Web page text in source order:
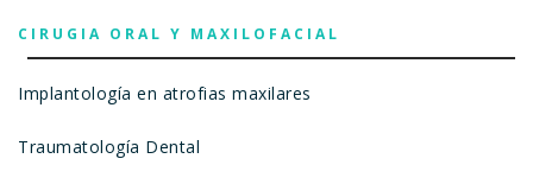
CIRUGIA ORAL Y MAXILOFACIAL
Implantología en atrofias maxilares
Traumatología Dental